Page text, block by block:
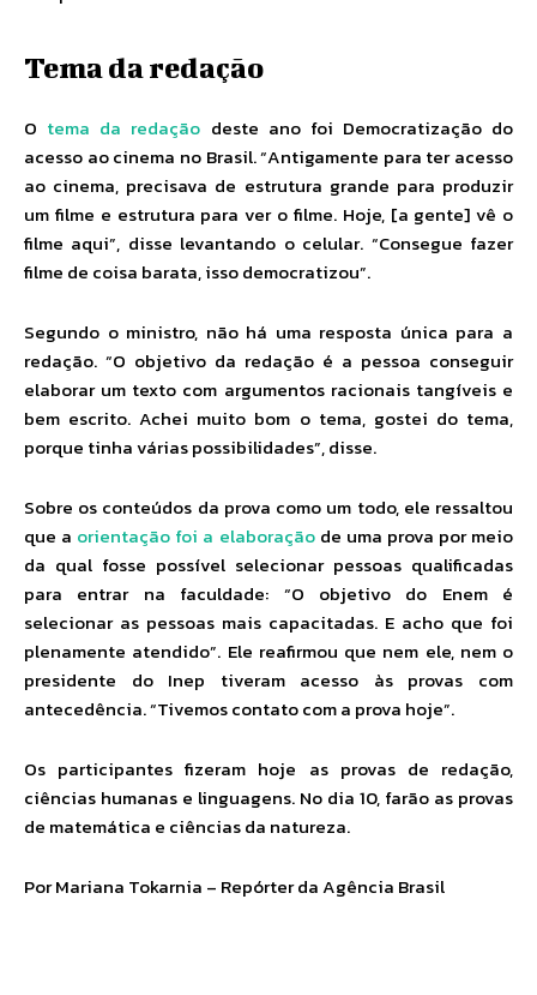
Tema da redação
O tema da redação deste ano foi Democratização do
acesso ao cinema no Brasil. “Antigamente para ter acesso
ao cinema, precisava de estrutura grande para produzir
um filme e estrutura para ver o filme. Hoje, [a gente] vê o
filme aqui”, disse levantando o celular. “Consegue fazer
filme de coisa barata, isso democratizou”.
Segundo o ministro, não há uma resposta única para a
redação. “O objetivo da redação é a pessoa conseguir
elaborar um texto com argumentos racionais tangíveis e
bem escrito. Achei muito bom o tema, gostei do tema,
porque tinha várias possibilidades”, disse.
Sobre os conteúdos da prova como um todo, ele ressaltou
que a orientação foi a elaboraçãode uma prova por meio
da qual fosse possível selecionar pessoas qualificadas
para entrar na faculdade: “O objetivo do Enem é
selecionar as pessoas mais capacitadas. E acho que foi
plenamente atendido”. Ele reafirmou que nem ele, nem o
presidente do Inep tiveram acesso às provas com
antecedência. “Tivemos contato com a prova hoje”.
Os participantes fizeram hoje as provas de redação,
ciências humanas e linguagens. No dia 10, farão as provas
de matemática e ciências da natureza.
PorMariana Tokarnia – Repórter da Agência Brasil